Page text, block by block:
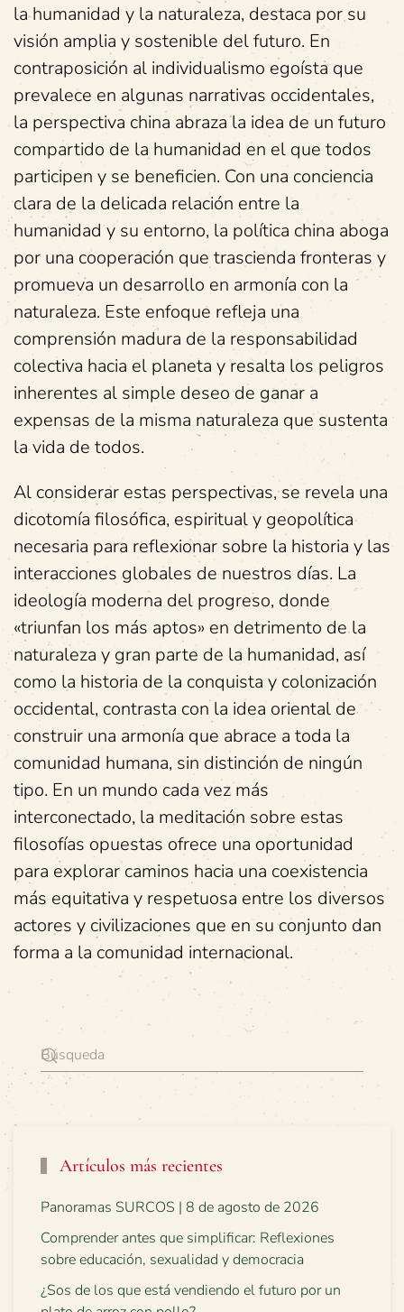
la humanidad y la naturaleza, destaca por su
visión amplia y sostenible del futuro. En
contraposición al individualismo egoísta que
prevalece en algunas narrativas occidentales,
la perspectiva china abraza la idea de un futuro
compartido de la humanidad en el que todos
participen y se beneficien. Con una conciencia
clara de la delicada relación entre la
humanidad y su entorno, la política china aboga
por una cooperación que trascienda fronteras y
promueva un desarrollo en armonía con la
naturaleza. Este enfoque refleja una
comprensión madura de la responsabilidad
colectiva hacia el planeta y resalta los peligros
inherentes al simple deseo de ganar a
expensas de la misma naturaleza que sustenta
la vida de todos.
Al considerar estas perspectivas, se revela una
dicotomía filosófica, espiritual y geopolítica
necesaria para reflexionar sobre la historia y las
interacciones globales de nuestros días. La
ideología moderna del progreso, donde
«triunfan los más aptos» en detrimento de la
naturaleza y gran parte de la humanidad, así
como la historia de la conquista y colonización
occidental, contrasta con la idea oriental de
construir una armonía que abrace a toda la
comunidad humana, sin distinción de ningún
tipo. En un mundo cada vez más
interconectado, la meditación sobre estas
filosofías opuestas ofrece una oportunidad
para explorar caminos hacia una coexistencia
más equitativa y respetuosa entre los diversos
actores y civilizaciones que en su conjunto dan
forma a la comunidad internacional.
Artículos más recientes
Panoramas SURCOS | 8 de agosto de 2026
Comprender antes que simplificar: Reflexiones
sobre educación, sexualidad y democracia
¿Sos de los que está vendiendo el futuro por un